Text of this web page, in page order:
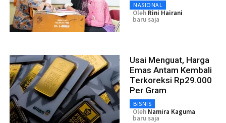
NASIONAL
Oleh Rini Hairani
baru saja
Usai Menguat, Harga
Emas Antam Kembali
Terkoreksi Rp29.000
Per Gram
BISNIS
Oleh Namira Kaguma
baru saja